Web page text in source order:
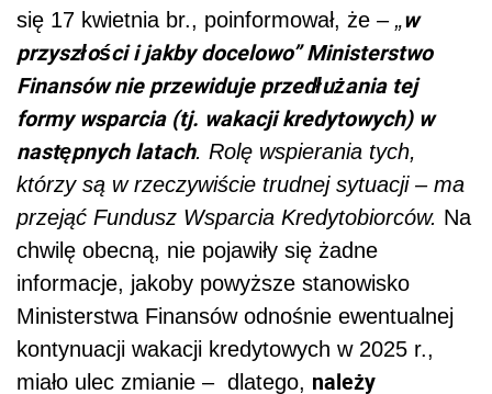
się 17 kwietnia br., poinformował, że – „w
przyszłości i jakby docelowo” Ministerstwo
Finansów nie przewiduje przedłużania tej
formy wsparcia (tj. wakacji kredytowych) w
następnych latach. Rolę wspierania tych,
którzy są w rzeczywiście trudnej sytuacji – ma
przejąć Fundusz Wsparcia Kredytobiorców. Na
chwilę obecną, nie pojawiły się żadne
informacje, jakoby powyższe stanowisko
Ministerstwa Finansów odnośnie ewentualnej
kontynuacji wakacji kredytowych w 2025 r.,
miało ulec zmianie – dlatego, należy